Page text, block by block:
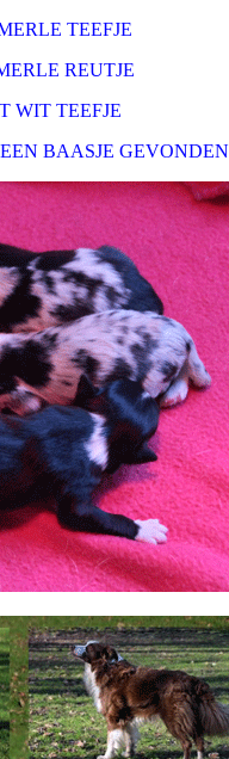
TEEFJE
REUTJE
WIT TEEFJE
BAASJE GEVONDEN